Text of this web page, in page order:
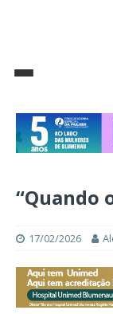
“Quando
17/02/2026